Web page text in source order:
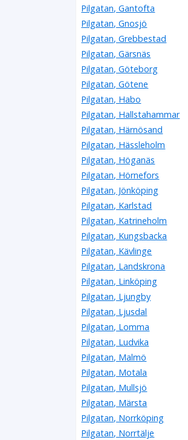
Pilgatan, Gantofta
Pilgatan, Gnosjö
Pilgatan, Grebbestad
Pilgatan, Gärsnäs
Pilgatan, Göteborg
Pilgatan, Götene
Pilgatan, Habo
Pilgatan, Hallstahammar
Pilgatan, Härnösand
Pilgatan, Hässleholm
Pilgatan, Höganäs
Pilgatan, Hörnefors
Pilgatan, Jönköping
Pilgatan, Karlstad
Pilgatan, Katrineholm
Pilgatan, Kungsbacka
Pilgatan, Kävlinge
Pilgatan, Landskrona
Pilgatan, Linköping
Pilgatan, Ljungby
Pilgatan, Ljusdal
Pilgatan, Lomma
Pilgatan, Ludvika
Pilgatan, Malmö
Pilgatan, Motala
Pilgatan, Mullsjö
Pilgatan, Märsta
Pilgatan, Norrköping
Pilgatan, Norrtälje